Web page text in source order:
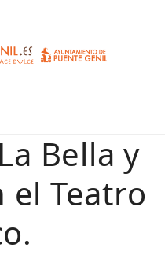
Bella y
el Teatro